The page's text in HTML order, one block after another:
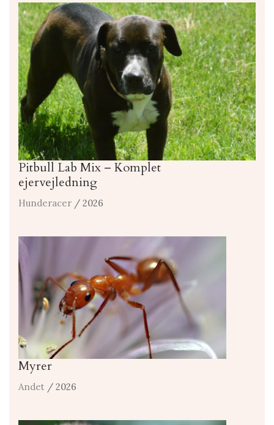
Pitbull Lab Mix – Komplet
ejervejledning
Hunderacer / 2026
Myrer
Andet / 2026